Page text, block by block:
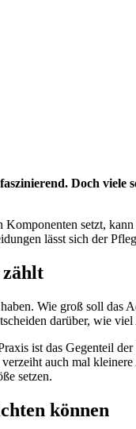
Doch
setzt,
lässt sich der
zählt
Wie groß soll
darüber, wie
ist das Gegenteil
auch mal
setzen.
können